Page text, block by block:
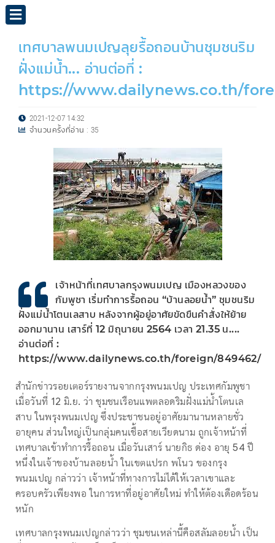
เทศบาลพนมเปญลุยรื้อถอนบ้านชุมชนริม
ฝั่งแม่น้ำ... อ่านต่อที่ :
https://www.dailynews.co.th/
2021-12-07 14:32
จำนวนครั้งที่อ่าน : 35
เจ้าหน้าที่เทศบาลกรุงพนมเปญ เมืองหลวงของ
กัมพูชา เริ่มทำการรื้อถอน “บ้านลอยน้ำ” ชุมชนริม
ฝั่งแม่น้ำโตนเลสาบ หลังจากผู้อยู่อาศัยขัดขืนคำสั่งให้ย้าย
ออกมานาน เสาร์ที่ 12 มิถุนายน 2564 เวลา 21.35 น....
อ่านต่อที่ :
https://www.dailynews.co.th/foreign/849462/
สำนักข่าวรอยเตอร์รายงานจากกรุงพนมเปญ ประเทศกัมพูชา
เมื่อวันที่ 12 มิ.ย. ว่า ชุมชนเรือนแพตลอดริมฝั่งแม่น้ำโตนเล
สาบ ในพรุงพนมเปญ ซึ่งประชาชนอยู่อาศัยมานานหลายชั่ว
อายุคน ส่วนใหญ่เป็นกลุ่มคนเชื้อสายเวียดนาม ถูกเจ้าหน้าที่
เทศบาลเข้าทำการรื้อถอน เมื่อวันเสาร์ นายกิธ ด่อง อายุ 54 ปี
หนึ่งในเจ้าของบ้านลอยน้ำ ในเขตแปรก พโนว ของกรุง
พนมเปญ กล่าวว่า เจ้าหน้าที่ทางการไม่ได้ให้เวลาเขาและ
ครอบครัวเพียงพอ ในการหาที่อยู่อาศัยใหม่ ทำให้ต้องเดือดร้อน
หนัก
เทศบาลกรุงพนมเปญกล่าวว่า ชุมชนเหล่านี้คือสลัมลอยน้ำ เป็น